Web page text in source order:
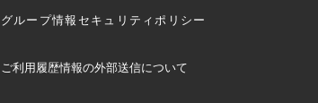
グループ情報セキュリティポリシー
ご利用履歴情報の外部送信について